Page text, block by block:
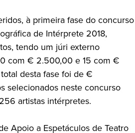
à primeira fase do concurso
de Intérprete 2018,
tendo um júri externo
com € 2.500,00 e 15 com €
desta fase foi de €
selecionados neste concurso
artistas intérpretes.
Apoio a Espetáculos de Teatro